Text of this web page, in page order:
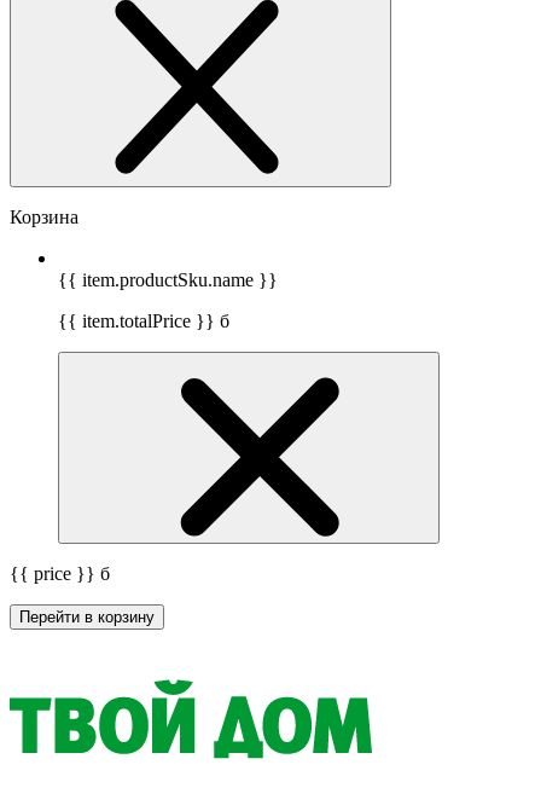
Корзина
{{ item.productSku.name }}
{{ item.totalPrice }} б
{{ price }} б
Перейти в корзину